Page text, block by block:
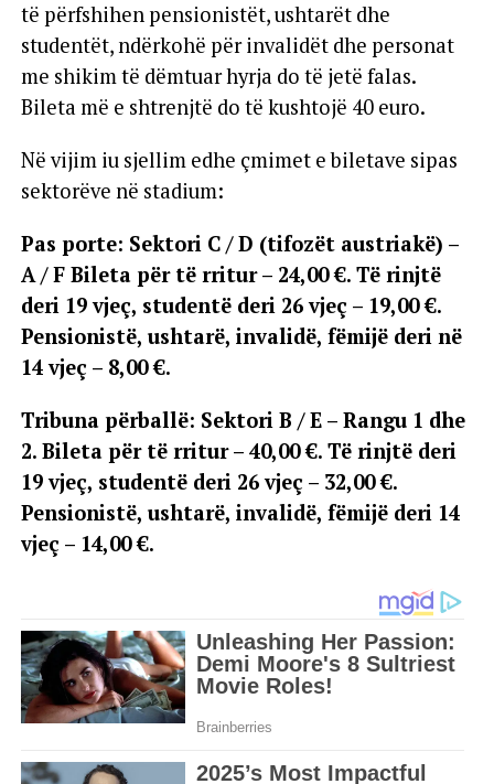
të përfshihen pensionistët, ushtarët dhe
studentët, ndërkohë për invalidët dhe personat
me shikim të dëmtuar hyrja do të jetë falas.
Bileta më e shtrenjtë do të kushtojë 40 euro.
Në vijim iu sjellim edhe çmimet e biletave sipas
sektorëve në stadium:
Pas porte: Sektori C / D (tifozët austriakë) –
A / F Bileta për të rritur – 24,00 €. Të rinjtë
deri 19 vjeç, studentë deri 26 vjeç – 19,00 €.
Pensionistë, ushtarë, invalidë, fëmijë deri në
14 vjeç – 8,00 €.
Tribuna përballë: Sektori B / E – Rangu 1 dhe
2. Bileta për të rritur – 40,00 €. Të rinjtë deri
19 vjeç, studentë deri 26 vjeç – 32,00 €.
Pensionistë, ushtarë, invalidë, fëmijë deri 14
vjeç – 14,00 €.